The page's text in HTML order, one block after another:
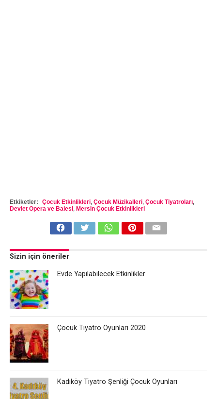
Etkiketler: Çocuk Etkinlikleri, Çocuk Müzikalleri, Çocuk Tiyatroları,
Devlet Opera ve Balesi, Mersin Çocuk Etkinlikleri
Sizin için öneriler
Evde Yapılabilecek Etkinlikler
Çocuk Tiyatro Oyunları 2020
Kadıköy Tiyatro Şenliği Çocuk Oyunları